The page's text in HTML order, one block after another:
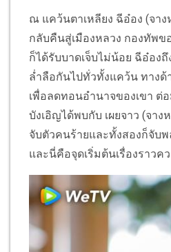
ณ แคว้นตาเหลียง ฉีอ๋อง (จา
กลับคืนสู่เมืองหลวง กองทัพข
ก็ได้รับบาดเจ็บไม่น้อย ฉีอ๋อ
ล่ำลือกันไปทั่วทั้งแคว้น ทางด้
เพื่อลดทอนอำนาจของเขา ต่
บังเอิญได้พบกับ เผยจาว (จา
จับตัวคนร้ายและทั้งสองก็จับ
และนี่คือจุดเริ่มต้นเรื่องราวค